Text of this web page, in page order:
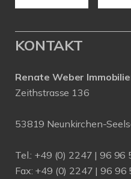
KONTAKT
Renate Weber
Zeithstrasse 136
53819 Neunkirchen-
Tel.: +49 (0) 2247 | 96 96
Fax: +49 (0) 2247 | 96 96